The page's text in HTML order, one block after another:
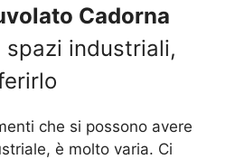
Cadorna
spazi industriali,
che si possono avere
è molto varia. Ci